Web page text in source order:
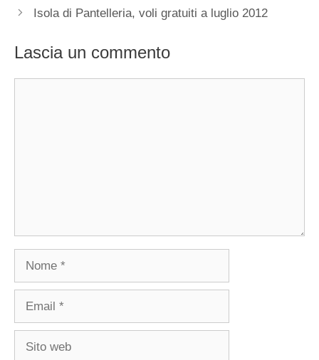
Isola di Pantelleria, voli gratuiti a luglio 2012
Lascia un commento